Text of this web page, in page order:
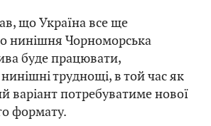
що Україна все ще
нинішня Чорноморська
буде працювати,
труднощі, в той час як
варіант потребуватиме нової
формату.